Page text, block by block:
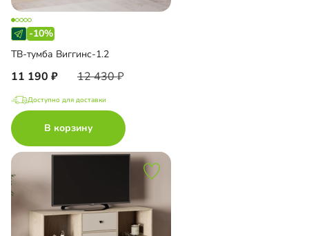
-10%
ТВ-тумба Виггинс-1.2
11 190 12 430
Доступно для доставки
В корзину